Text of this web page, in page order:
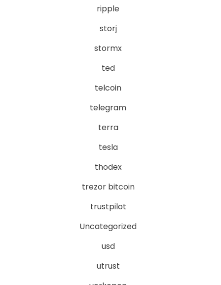
ripple
storj
stormx
ted
telcoin
telegram
terra
tesla
thodex
trezor bitcoin
trustpilot
Uncategorized
usd
utrust